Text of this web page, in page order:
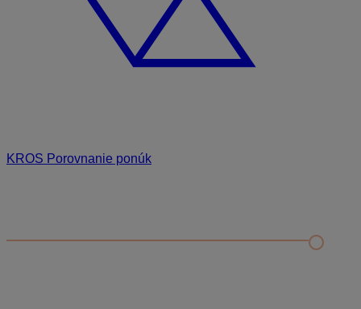
KROS Porovnanie ponúk
Nastavenie šanónov